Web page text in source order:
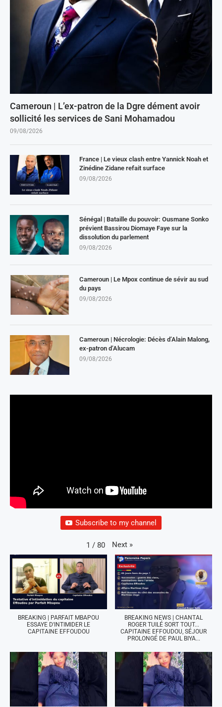
Cameroun | L’ex-patron de la Dgre dément avoir
sollicité les services de Sani Mohamadou
09/08/2026
France | Le vieux clash entre Yannick Noah et
Zinédine Zidane refait surface
09/08/2026
Sénégal | Bataille du pouvoir: Ousmane Sonko
prévient Bassirou Diomaye Faye sur la
dissolution du parlement
09/08/2026
Cameroun | Le Mpox continue de sévir au sud
du pays
09/08/2026
Cameroun | Nécrologie: Décès d’Alain Malong,
ex-patron d’Alucam
09/08/2026
Subscribe to my channel
1 / 80 Next »
BREAKING | PARFAIT MBAPOU
ESSAYE D'INTIMIDER LE
CAPITAINE EFFOUDOU
BREAKING NEWS | CHANTAL
ROGER TUILÉ SORT TOUT...
CAPITAINE EFFOUDOU, SÉJOUR
PROLONGÉ DE PAUL BIYA...